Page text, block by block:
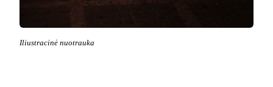
Iliustracinė nuotrauka